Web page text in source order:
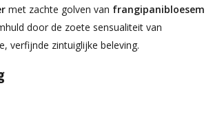
met zachte golven van frangipanibloesem
door de zoete sensualiteit van
verfijnde zintuiglijke beleving.